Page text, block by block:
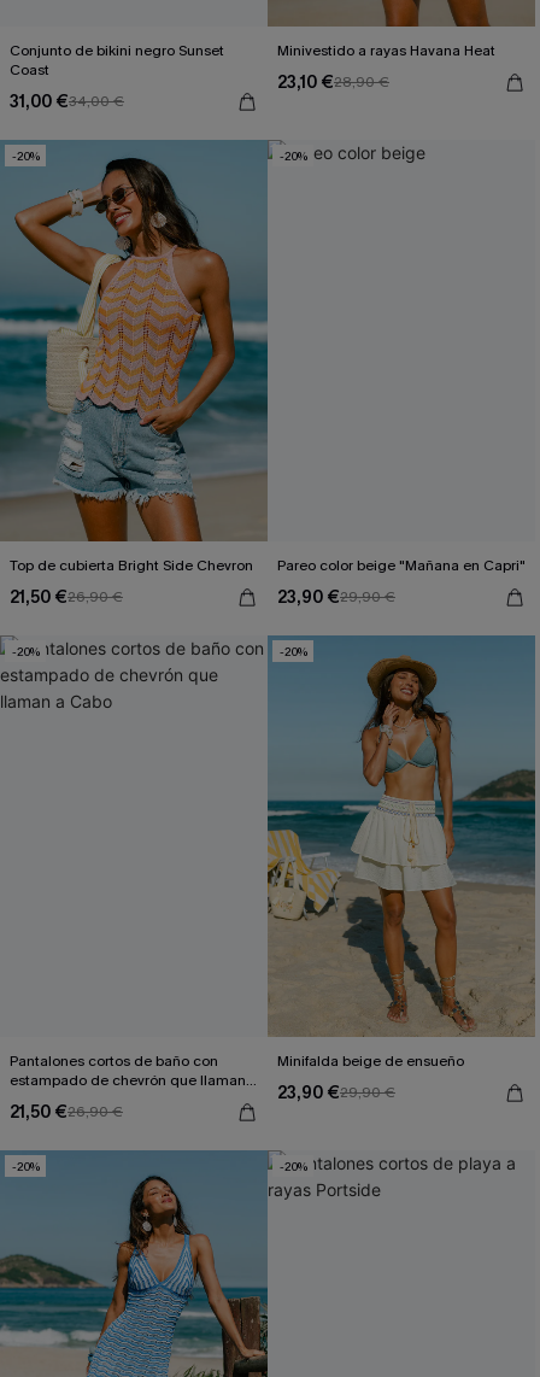
Conjunto de bikini negro Sunset
Coast
31,00 €34,00 €
Minivestido a rayas Havana Heat
23,10 €28,90 €
-20%
Top de cubierta Bright Side Chevron
21,50 €26,90 €
-20%
Pareo color beige "Mañana en Capri"
23,90 €29,90 €
-20%
Pantalones cortos de baño con
estampado de chevrón que llaman a
21,50 €26,90 €
-20%
Minifalda beige de ensueño
23,90 €29,90 €
-20% -20%